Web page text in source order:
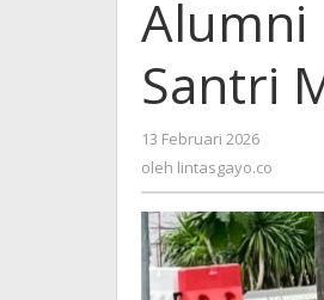
Alumni
Santri
13 Februari 2026
oleh lintasgayo.co